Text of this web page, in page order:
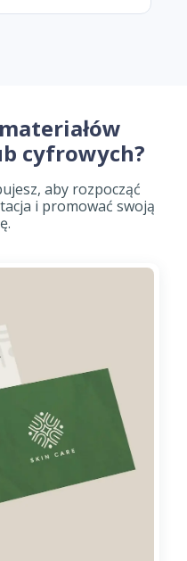
cyfrowych?
aby rozpocząć
i promować swoją